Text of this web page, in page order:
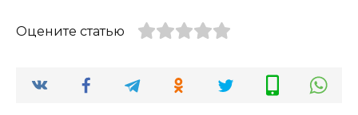
Оцените статью